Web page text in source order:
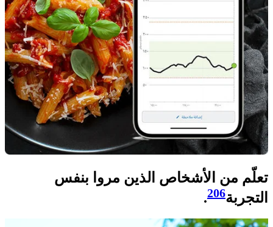
تعلّم من الأشخاص الذين مروا بنفس
التجربة206
.​